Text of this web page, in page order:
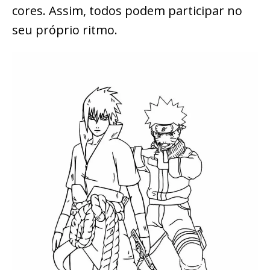
cores. Assim, todos podem participar no
seu próprio ritmo.